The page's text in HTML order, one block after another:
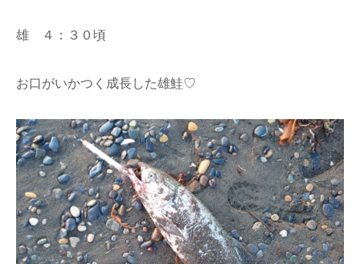
雄 ４：３０頃
お口がいかつく成長した雄鮭♡